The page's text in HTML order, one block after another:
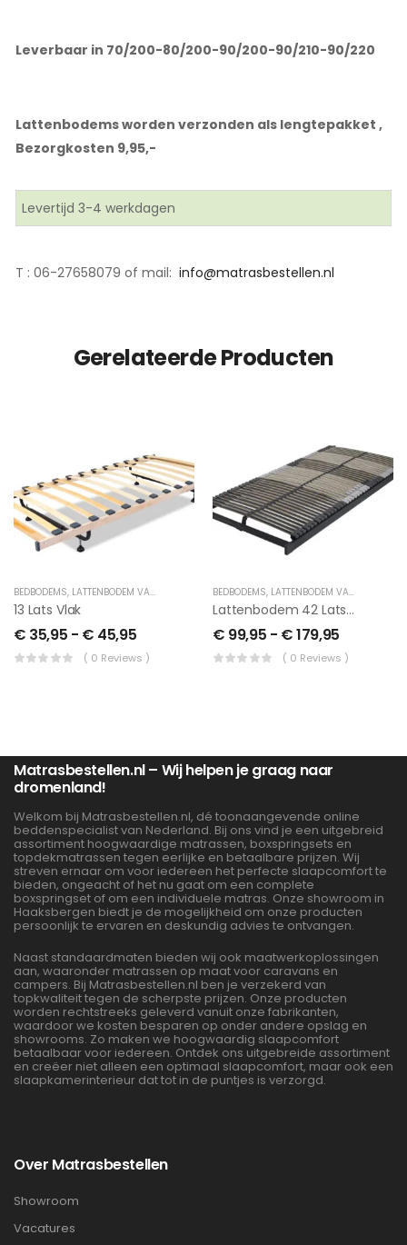
Leverbaar in 70/200-80/200-90/200-90/210-90/220
Lattenbodems worden verzonden als lengtepakket ,
Bezorgkosten 9,95,-
Levertijd 3-4 werkdagen
T : 06-27658079 of mail: info@matrasbestellen.nl
Gerelateerde Producten
BEDBODEMS, LATTENBODEM VAST
13 Lats Vlak
€ 35,95 - € 45,95
( 0 Reviews )
BEDBODEMS, LATTENBODEM VAST
Lattenbodem 42 Lats Flex
€ 99,95 - €179,95
( 0 Reviews )
Matrasbestellen.nl – Wij helpen je graag naar
dromenland!
Welkom bij Matrasbestellen.nl, dé toonaangevende online
beddenspecialist van Nederland. Bij ons vind je een uitgebreid
assortiment hoogwaardige matrassen, boxspringsets en
topdekmatrassen tegen eerlijke en betaalbare prijzen. Wij
streven ernaar om voor iedereen het perfecte slaapcomfort te
bieden, ongeacht of het nu gaat om een complete
boxspringset of om een individuele matras. Onze showroom in
Haaksbergen biedt je de mogelijkheid om onze producten
persoonlijk te ervaren en deskundig advies te ontvangen.
Naast standaardmaten bieden wij ook maatwerkoplossingen
aan, waaronder matrassen op maat voor caravans en
campers. Bij Matrasbestellen.nl ben je verzekerd van
topkwaliteit tegen de scherpste prijzen. Onze producten
worden rechtstreeks geleverd vanuit onze fabrikanten,
waardoor we kosten besparen op onder andere opslag en
showrooms. Zo maken we hoogwaardig slaapcomfort
betaalbaar voor iedereen. Ontdek ons uitgebreide assortiment
en creëer niet alleen een optimaal slaapcomfort, maar ook een
slaapkamerinterieur dat tot in de puntjes is verzorgd.
Over Matrasbestellen
Showroom
Vacatures